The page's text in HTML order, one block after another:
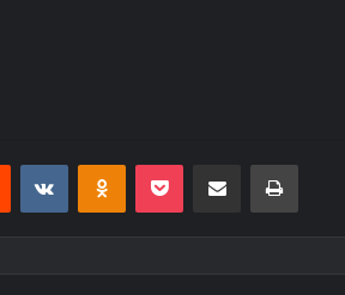
Reddit VKontakteOdnoklassniki
Pocket E-Posta ile paylaş Yazdır